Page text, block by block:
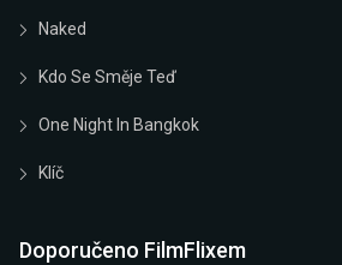
Naked
Kdo Se Směje Teď
One Night In Bangkok
Klíč
Doporučeno FilmFlixem